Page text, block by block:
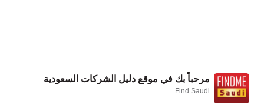
مرحباً بك في موقع دليل الشركات السعودية
Find Saudi